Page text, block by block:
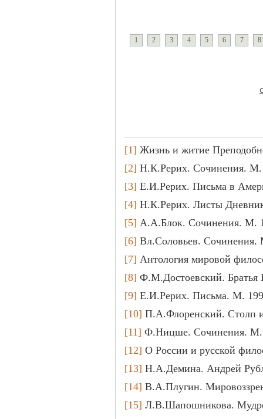
1 2 3 4 5 6 7 8
[1] Жизнь и житие
[2] Н.К.Рерих. Сочинения. М.
[3] Е.И.Рерих. Письма в
[4] Н.К.Рерих. Листы
[5] А.А.Блок. Сочинения. М.
[6] Вл.Соловьев. Сочинения.
[7] Антология мировой
[8] Ф.М.Достоевский. Братья
[9] Е.И.Рерих. Письма. М.
[10] П.А.Флоренский. Столп
[11] Ф.Ницше. Сочинения. М.
[12] О России и русской
[13] Н.А.Демина. Андрей
[14] В.А.Плугин.
[15] Л.В.Шапошникова.